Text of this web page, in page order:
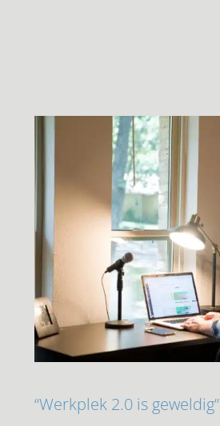
“Werkplek 2.0 is geweldig”